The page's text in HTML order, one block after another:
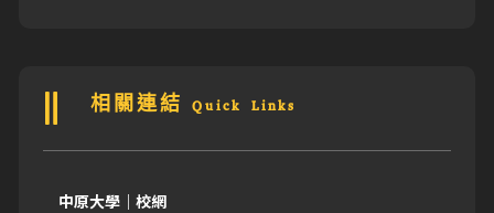
相關連結 Quick Links
中原大學｜校網